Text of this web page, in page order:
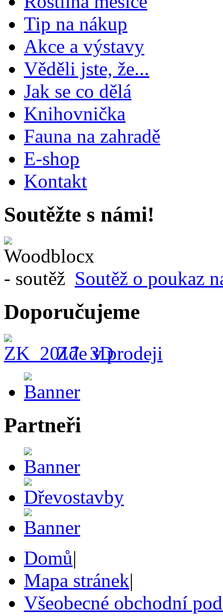
Tip na nákup
Akce a výstavy
Věděli jste, že...
Jak se co dělá
Knihovnička
Fauna na zahradě
E-shop
Kontakt
Soutěžte s námi!
Soutěž o poukaz
Doporučujeme
Zde v prodeji
Partneři
Domů|
Mapa stránek|
Všeobecné obchodní